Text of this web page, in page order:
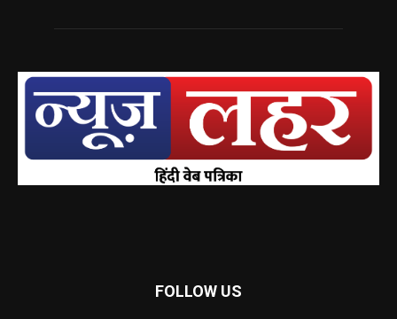
FOLLOW US